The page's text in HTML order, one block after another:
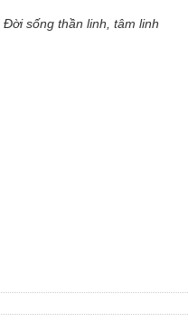
Đời sống thần linh, tâm linh